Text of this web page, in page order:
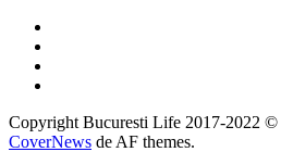
Copyright Bucuresti Life 2017-2022 ©
CoverNews de AF themes.